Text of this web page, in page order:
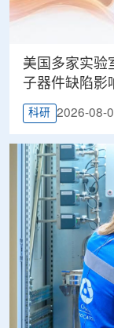
美国多家实验
子器件缺陷影
科研 2026-08-